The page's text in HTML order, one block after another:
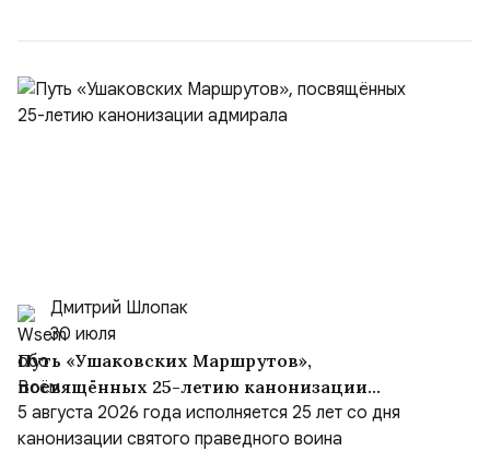
Дмитрий Шлопак
30 июля
Путь «Ушаковских Маршрутов»,
посвящённых 25-летию канонизации
адмирала
5 августа 2026 года исполняется 25 лет со дня
канонизации святого праведного воина